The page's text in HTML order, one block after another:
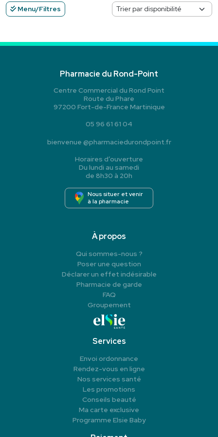
Menu/Filtres
Pharmacie du Rond-Point
Centre Commercial du Rond Point
Route du Phare
97200 Fort-de-France Martinique
05 96 61 61 04
bienvenue @pharmaciedurondpoint.fr
Horaires d’ouverture
Du lundi au samedi
de 8h30 à 20h
Nous situer et venir
à la pharmacie
À propos
Qui sommes-nous ?
Poser une question
Déclarer un effet indésirable
Pharmacie de garde
FAQ
Groupement
Services
Envoi ordonnance
Rendez-vous en ligne
Nos services santé
Les promotions
Conseils beauté
Ma carte exclusive
Programme Elsie Baby